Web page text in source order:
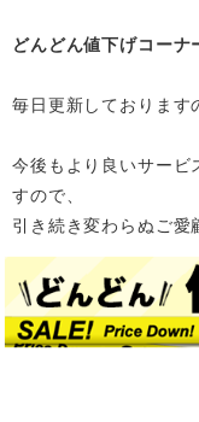
どんどん値下げコーナ
毎日更新しております
今後もより良いサービ
すので、
引き続き変わらぬご愛